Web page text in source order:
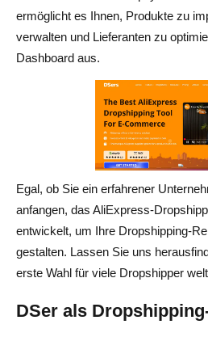
Kundenzufriedenheit zu
DSer-Alternativen: Ein Vergleich
Dropshipping-Tools
1. DSers gegen AliDrop
DSers im Vergleich zu Dropified
DSers im Vergleich zu AutoDS
Fazit
Häufig gestellte Fragen zu
Was ist DSers AliExpress
Verarbeitet DSers automatisch
ermöglicht es Ihnen, Produkte zu
verwalten und Lieferanten zu
Dashboard aus.
Egal, ob Sie ein erfahrener
anfangen, das AliExpress-
entwickelt, um Ihre Dropshipping-
gestalten. Lassen Sie uns
erste Wahl für viele Dropshipper
DSer als